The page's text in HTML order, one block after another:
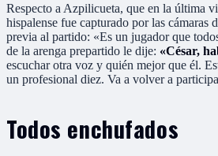
Respecto a Azpilicueta, que en la última
hispalense fue capturado por las cámaras
previa al partido: «Es un jugador que
de la arenga prepartido le dije: «César,
escuchar otra voz y quién mejor que él.
un profesional diez. Va a volver a
Todos enchufados